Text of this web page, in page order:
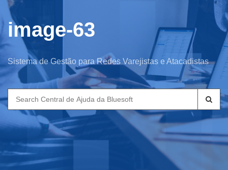
image-63
Sistema de Gestão para Redes Varejistas e Atacadistas
Search
for: